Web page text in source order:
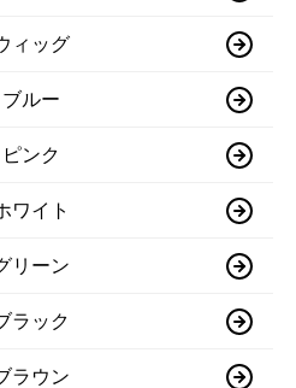
ィッグ
ブルー
ピンク
ワイト
リーン
ラック
ラウン